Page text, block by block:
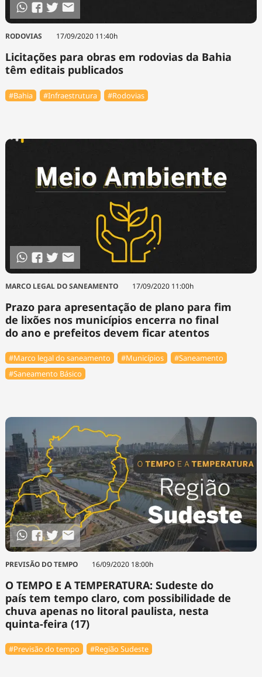
RODOVIAS 17/09/2020 11:40h
Licitações para obras em rodovias da Bahia
têm editais publicados
#Bahia #Infraestrutura #Rodovias
MARCO LEGAL DO SANEAMENTO 17/09/2020 11:00h
Prazo para apresentação de plano para fim
de lixões nos municípios encerra no final
do ano e prefeitos devem ficar atentos
#Marco legal do saneamento #Municípios
#Saneamento
#Saneamento Básico
PREVISÃO DO TEMPO 16/09/2020 18:00h
O TEMPO E A TEMPERATURA: Sudeste do
país tem tempo claro, com possibilidade de
chuva apenas no litoral paulista, nesta
quinta-feira (17)
#Previsão do tempo #Região Sudeste